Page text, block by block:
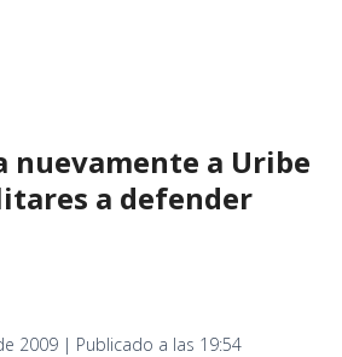
nuevamente a Uribe
a defender
2009 | Publicado a las 19:54